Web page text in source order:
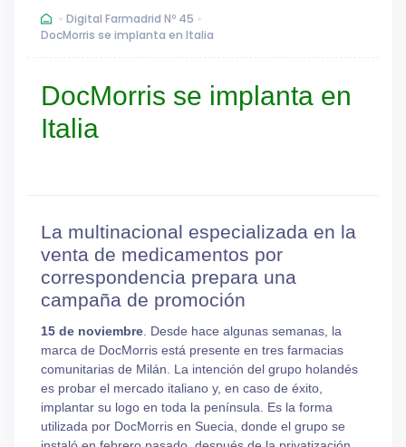
Digital Farmadrid Nº 45
DocMorris se implanta en Italia
DocMorris se implanta en
Italia
La multinacional especializada en la
venta de medicamentos por
correspondencia prepara una
campaña de promoción
15 de noviembre . Desde hace algunas semanas, la
marca de DocMorris está presente en tres farmacias
comunitarias de Milán. La intención del grupo holandés
es probar el mercado italiano y, en caso de éxito,
implantar su logo en toda la península. Es la forma
utilizada por DocMorris en Suecia, donde el grupo se